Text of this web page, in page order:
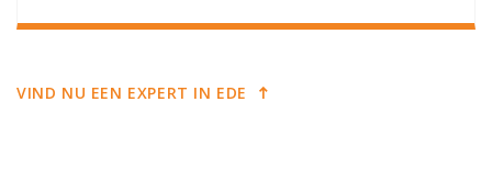
VIND NU EEN EXPERT IN EDE